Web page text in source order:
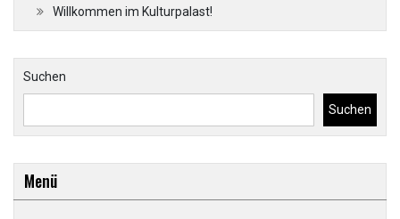
Willkommen im Kulturpalast!
Suchen
Suchen
Menü